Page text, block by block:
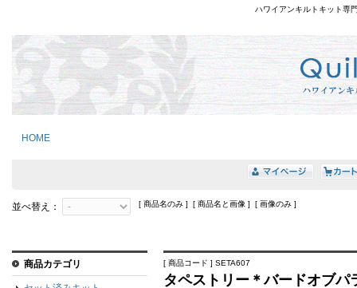
ハワイアンキルトキット専
HOME
並べ替え： [ 商品名のみ ] [ 商品名と画像 ] [ 画像のみ ]
[ 商品コード ] SETA607
タペストリー＊バードオブ
商品カテゴリ